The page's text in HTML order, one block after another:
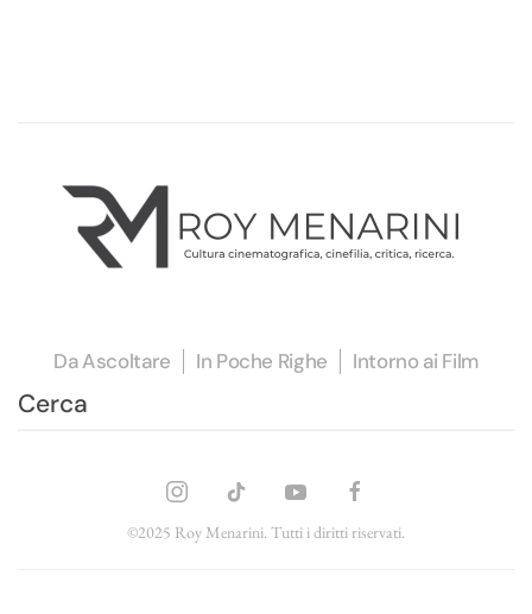
Da Ascoltare In Poche Righe Intorno ai Film
©2025 Roy Menarini. Tutti i diritti riservati.